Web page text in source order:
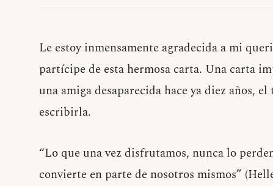
Le estoy inmensamente agradecida a mi
partícipe de esta hermosa carta. Una carta
una amiga desaparecida hace ya diez años,
escribirla.
“Lo que una vez disfrutamos, nunca lo
convierte en parte de nosotros mismos”